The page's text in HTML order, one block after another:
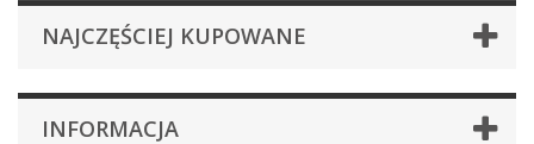
NAJCZĘŚCIEJ KUPOWANE
INFORMACJA